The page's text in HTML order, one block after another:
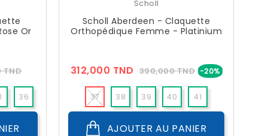
Or
TNDPrix
36
Scholl
Scholl Aberdeen - Claquette
Orthopédique Femme - Platinium
312,000 TND Prix
Public
390,000 TND -20% Prix
37 38 39 40 41
AJOUTER AU PANIER